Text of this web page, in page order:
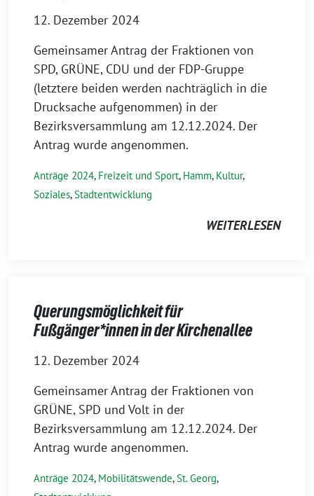
12. Dezember 2024
Gemeinsamer Antrag der Fraktionen von
SPD, GRÜNE, CDU und der FDP-Gruppe
(letztere beiden werden nachträglich in die
Drucksache aufgenommen) in der
Bezirksversammlung am 12.12.2024. Der
Antrag wurde angenommen.
Anträge 2024, Freizeit und Sport, Hamm, Kultur,
Soziales,Stadtentwicklung
WEITERLESEN
Querungsmöglichkeit für
Fußgänger*innen in der Kirchenallee
12. Dezember 2024
Gemeinsamer Antrag der Fraktionen von
GRÜNE, SPD und Volt in der
Bezirksversammlung am 12.12.2024. Der
Antrag wurde angenommen.
Anträge 2024, Mobilitätswende,St. Georg,